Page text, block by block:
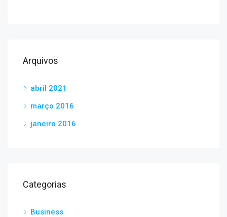
Arquivos
abril 2021
março 2016
janeiro 2016
Categorias
Business